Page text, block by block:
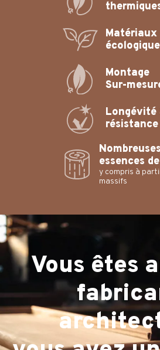
Matériaux
Montage
Sur-
Longévité
résistance
Nombreuses
essences
y compris à
massifs
Vous êtes